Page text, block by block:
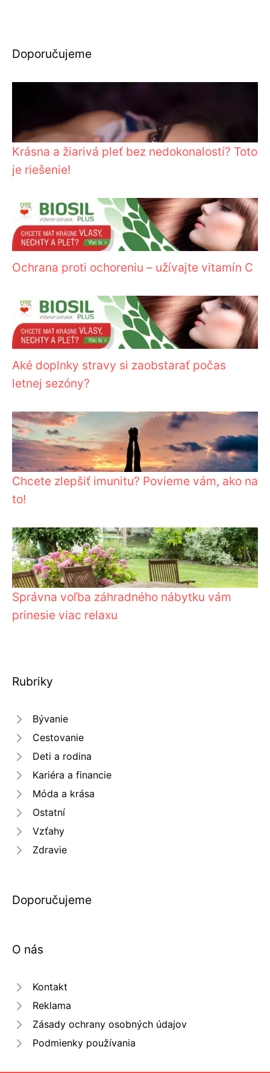
Doporučujeme
Krásna a žiarivá pleť bez nedokonalostí? Toto
je riešenie!
Ochrana proti ochoreniu – užívajte vitamín C
Aké doplnky stravy si zaobstarať počas
letnej sezóny?
Chcete zlepšiť imunitu? Povieme vám, ako na
to!
Správna voľba záhradného nábytku vám
prinesie viac relaxu
Rubriky
Bývanie
Cestovanie
Deti a rodina
Kariéra a financie
Móda a krása
Ostatní
Vzťahy
Zdravie
Doporučujeme
O nás
Kontakt
Reklama
Zásady ochrany osobných údajov
Podmienky používania